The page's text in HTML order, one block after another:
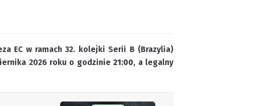
EC w ramach 32. kolejki Serii B (Brazylia)
2026 roku o godzinie21:00, a legalny